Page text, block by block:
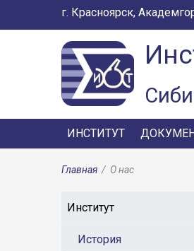
г. Красноярск,
ИНСТИТУТ
Главная / О нас
Институт
История